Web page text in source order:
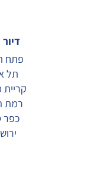
פתח
תל
קריית
רמת
כפר